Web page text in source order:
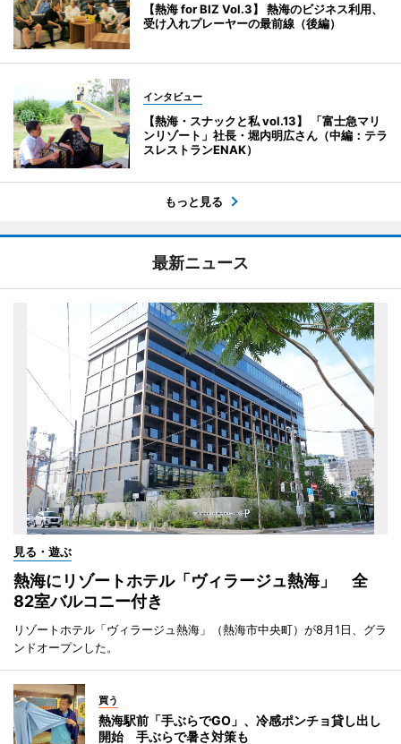
【熱海 for BIZ Vol.3】 熱海のビジネス利用、
受け入れプレーヤーの最前線（後編）
インタビュー
【熱海・スナックと私 vol.13】 「富士急マリ
ンリゾート」社長・堀内明広さん（中編：テラ
スレストランENAK）
もっと見る
最新ニュース
見る・遊ぶ
熱海にリゾートホテル「ヴィラージュ熱海」 全
82室バルコニー付き
リゾートホテル「ヴィラージュ熱海」（熱海市中央町）が8月1日、グラ
ンドオープンした。
買う
熱海駅前「手ぶらでGO」、冷感ポンチョ貸し出し
開始 手ぶらで暑さ対策も